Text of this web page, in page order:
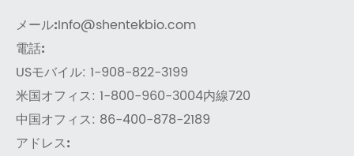
メール:Info@shentekbio.com
電話:
USモバイル: 1-908-822-3199
米国オフィス: 1-800-960-3004内線720
中国オフィス: 86-400-878-2189
アドレス: